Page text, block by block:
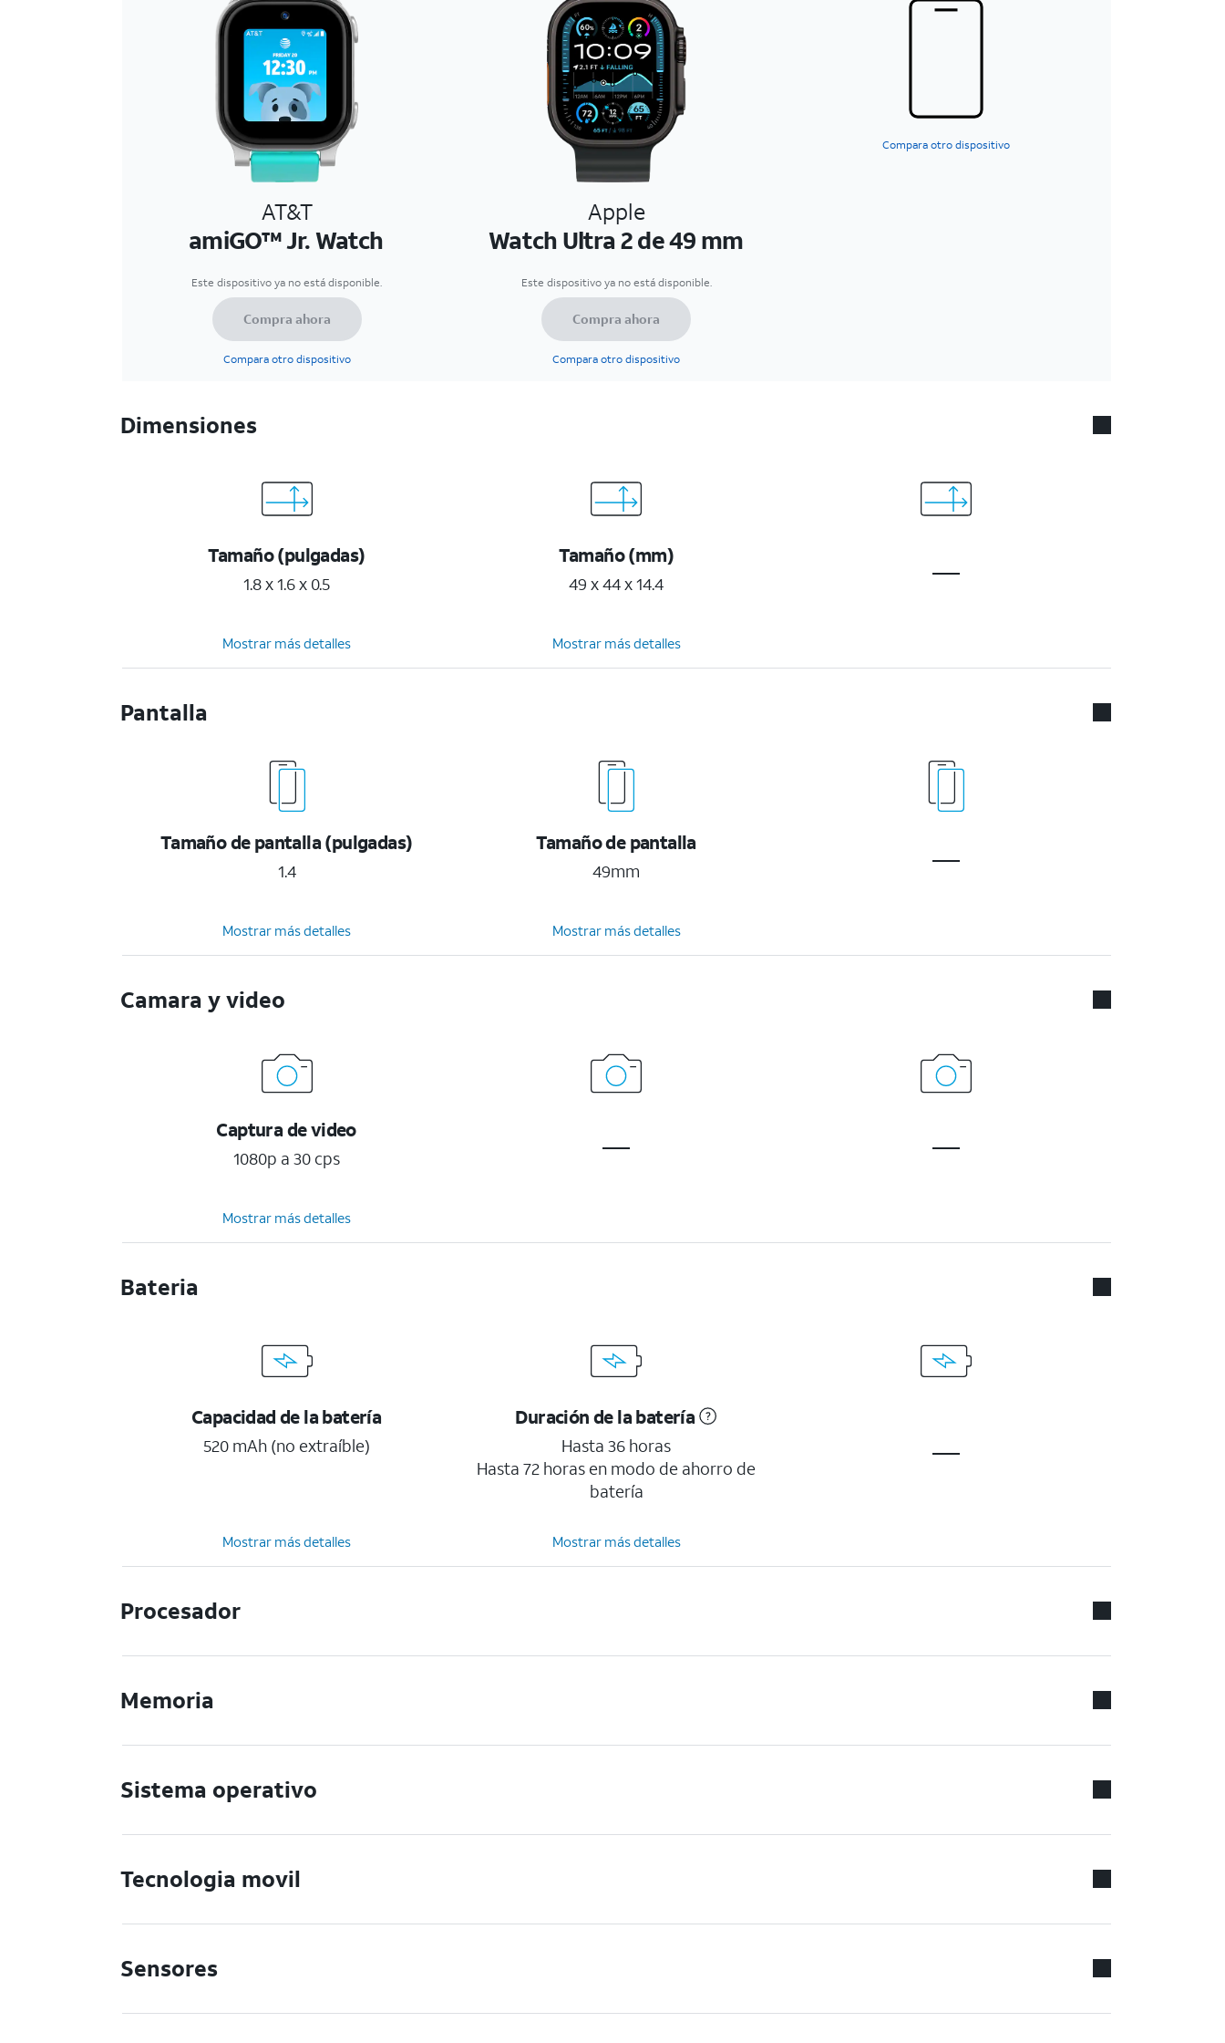
Compara otro dispositivo
AT&T
amiGO™ Jr. Watch
Apple
Watch Ultra 2 de 49 mm
Este dispositivo ya no está disponible. Este dispositivo ya no está disponible.
Compra ahora
Compara otro dispositivo
Compra ahora
Compara otro dispositivo
Dimensiones
Tamaño (pulgadas)
1.8 x 1.6 x 0.5
Tamaño (mm)
49 x 44 x 14.4
Mostrar más detalles Mostrar más detalles
Pantalla
Tamaño de pantalla (pulgadas)
1.4
Tamaño de pantalla
49mm
Mostrar más detalles Mostrar más detalles
Camara y video
Captura de video
1080p a 30 cps
Mostrar más detalles
Bateria
Capacidad de la batería
520 mAh (no extraíble)
Duración de la batería
Hasta 36 horas
Hasta 72 horas en modo de ahorro de
batería
Mostrar más detalles Mostrar más detalles
Procesador
Memoria
Sistema operativo
Tecnologia movil
Sensores